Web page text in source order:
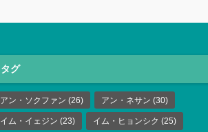
タグ
アン・ソクファン (26) アン・ネサン (30)
イム・イェジン (23) イム・ヒョンシク (25)